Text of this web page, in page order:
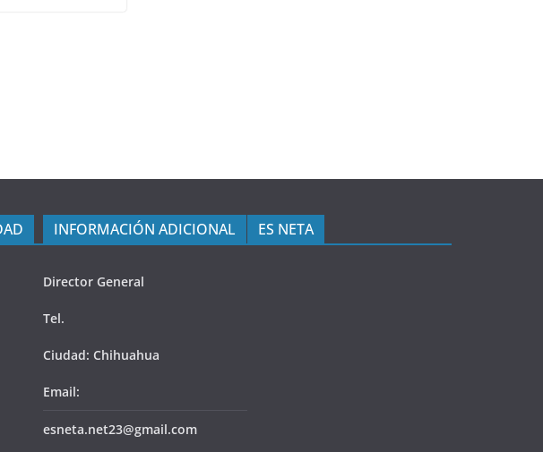
INFORMACIÓN ADICIONAL
Director General
Tel.
Ciudad: Chihuahua
Email:
esneta.net23@gmail.com
ES NETA